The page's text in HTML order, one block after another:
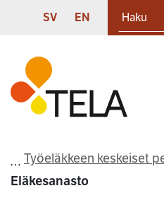
Siirry sisältöön
SVENSKA
SV ENGLISH
EN
Etusivu
Työeläkkeen keskeiset
Eläkesanasto